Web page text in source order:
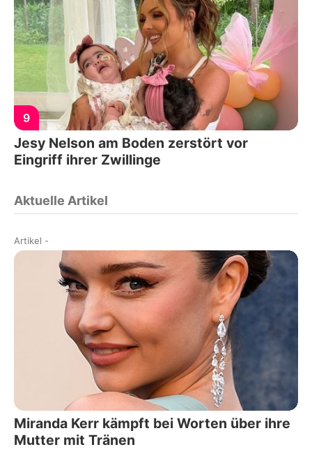
9
Jesy Nelson am Boden zerstört vor
Eingriff ihrer Zwillinge
Aktuelle Artikel
Artikel -
Miranda Kerr kämpft bei Worten über ihre
Mutter mit Tränen